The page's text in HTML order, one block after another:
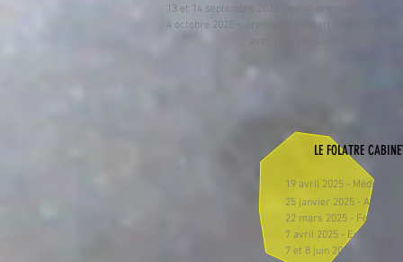
13 et 14 septembre 2025 - avant-premières ,
4 octobre 2025 -, premières ! ouverture de saison
LE FOLATRE
19 avril 2025 -
25 janvier 2025 -
22 mars 2025 - Festival
7 avril 2025 - Ecole
7 et 8 juin 2025 - festival